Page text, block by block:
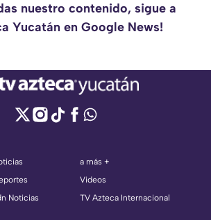
nuestro contenido, sigue a
Yucatán en Google News!
Noticias
a más +
Videos
TV Azteca Internacional